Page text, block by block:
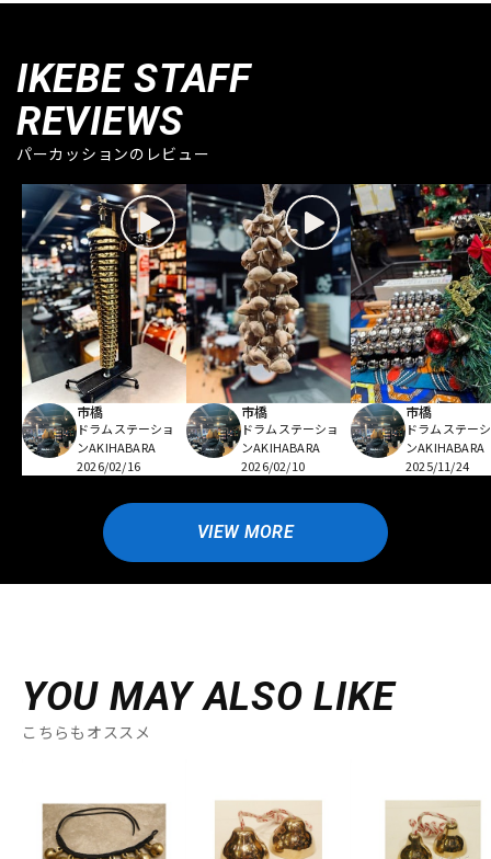
IKEBE STAFF
REVIEWS
パーカッションのレビュー
市橋
ドラムステーショ
ンAKIHABARA
2026/02/16
市橋
ドラムステーショ
ンAKIHABARA
2026/02/10
市橋
ドラムステー
ンAKIHABARA
2025/11/24
VIEW MORE
YOU MAY ALSO LIKE
こちらもオススメ